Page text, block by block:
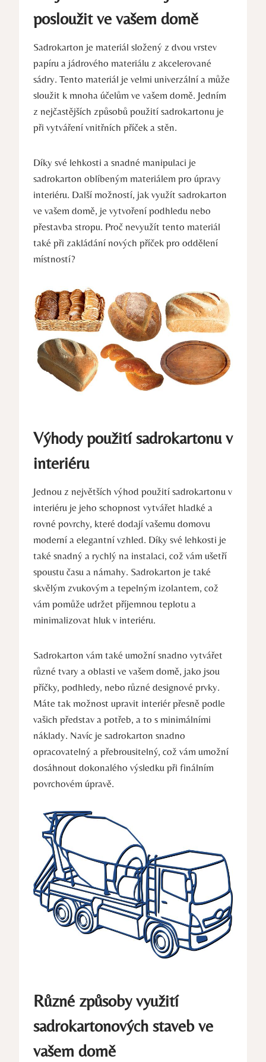
posloužit ve vašem domě
Sadrokarton je materiál složený z dvou vrstev
papíru a jádrového materiálu z akcelerované
sádry. Tento materiál je velmi univerzální a může
sloužit k mnoha účelům ve vašem domě. Jedním
z nejčastějších způsobů použití sadrokartonu je
při vytváření vnitřních příček a stěn.
Díky své lehkosti a snadné manipulaci je
sadrokarton oblíbeným materiálem pro úpravy
interiéru. Další možností, jak využít sadrokarton
ve vašem domě, je vytvoření podhledu nebo
přestavba stropu. Proč nevyužít tento materiál
také při zakládání nových příček pro oddělení
místností?
Výhody použití sadrokartonu v
interiéru
Jednou z největších výhod použití sadrokartonu v
interiéru je jeho schopnost vytvářet hladké a
rovné povrchy, které dodají vašemu domovu
moderní a elegantní vzhled. Díky své lehkosti je
také snadný a rychlý na instalaci, což vám ušetří
spoustu času a námahy. Sadrokarton je také
skvělým zvukovým a tepelným izolantem, což
vám pomůže udržet příjemnou teplotu a
minimalizovat hluk v interiéru.
Sadrokarton vám také umožní snadno vytvářet
různé tvary a oblasti ve vašem domě, jako jsou
příčky, podhledy, nebo různé designové prvky.
Máte tak možnost upravit interiér přesně podle
vašich představ a potřeb, a to s minimálními
náklady. Navíc je sadrokarton snadno
opracovatelný a přebrousitelný, což vám umožní
dosáhnout dokonalého výsledku při finálním
povrchovém úpravě.
Různé způsoby využití
sadrokartonových staveb ve
vašem domě